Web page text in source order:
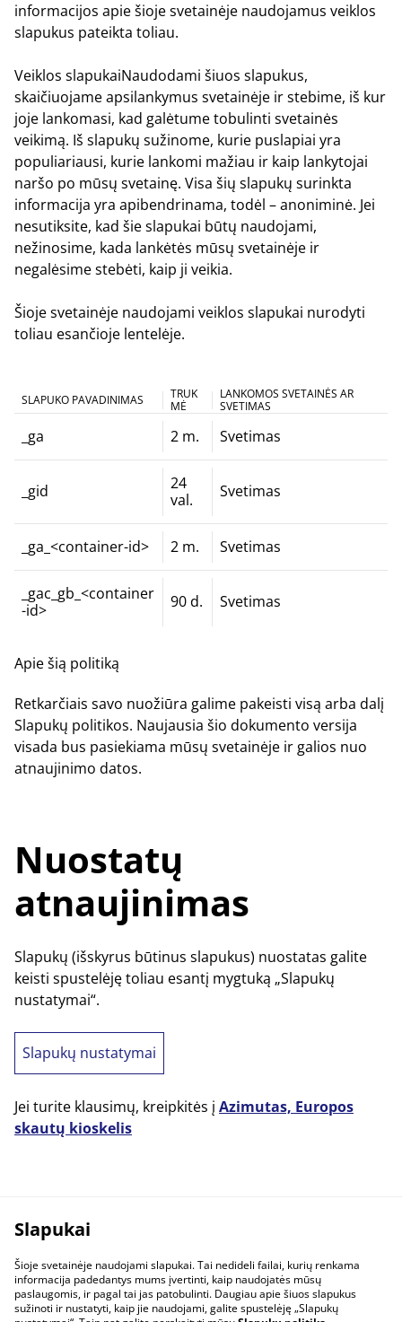
informacijos apie šioje svetainėje naudojamus veiklos
slapukus pateikta toliau.
Veiklos slapukaiNaudodami šiuos slapukus,
skaičiuojame apsilankymus svetainėje ir stebime, iš kur
joje lankomasi, kad galėtume tobulinti svetainės
veikimą. Iš slapukų sužinome, kurie puslapiai yra
populiariausi, kurie lankomi mažiau ir kaip lankytojai
naršo po mūsų svetainę. Visa šių slapukų surinkta
informacija yra apibendrinama, todėl – anoniminė. Jei
nesutiksite, kad šie slapukai būtų naudojami,
nežinosime, kada lankėtės mūsų svetainėje ir
negalėsime stebėti, kaip ji veikia.
Šioje svetainėje naudojami veiklos slapukai nurodyti
toliau esančioje lentelėje.
SLAPUKO PAVADINIMAS
TRUK
MĖ
LANKOMOS SVETAINĖS AR
SVETIMAS
_ga 2 m. Svetimas
_gid
24
val.
Svetimas
_ga_<container-id> 2 m. Svetimas
_gac_gb_<container
-id>
90 d. Svetimas
Apie šią politiką
Retkarčiais savo nuožiūra galime pakeisti visą arba dalį
Slapukų politikos. Naujausia šio dokumento versija
visada bus pasiekiama mūsų svetainėje ir galios nuo
atnaujinimo datos.
Nuostatų
atnaujinimas
Slapukų (išskyrus būtinus slapukus) nuostatas galite
keisti spustelėję toliau esantį mygtuką „Slapukų
nustatymai“.
Slapukų nustatymai
Jei turite klausimų, kreipkitės į Azimutas, Europos
skautų kioskelis
Slapukai
Šioje svetainėje naudojami slapukai. Tai nedideli failai, kurių renkama
informacija padedantys mums įvertinti, kaip naudojatės mūsų
paslaugomis, ir pagal tai jas patobulinti. Daugiau apie šiuos slapukus
sužinoti ir nustatyti, kaip jie naudojami, galite spustelėję „Slapukų